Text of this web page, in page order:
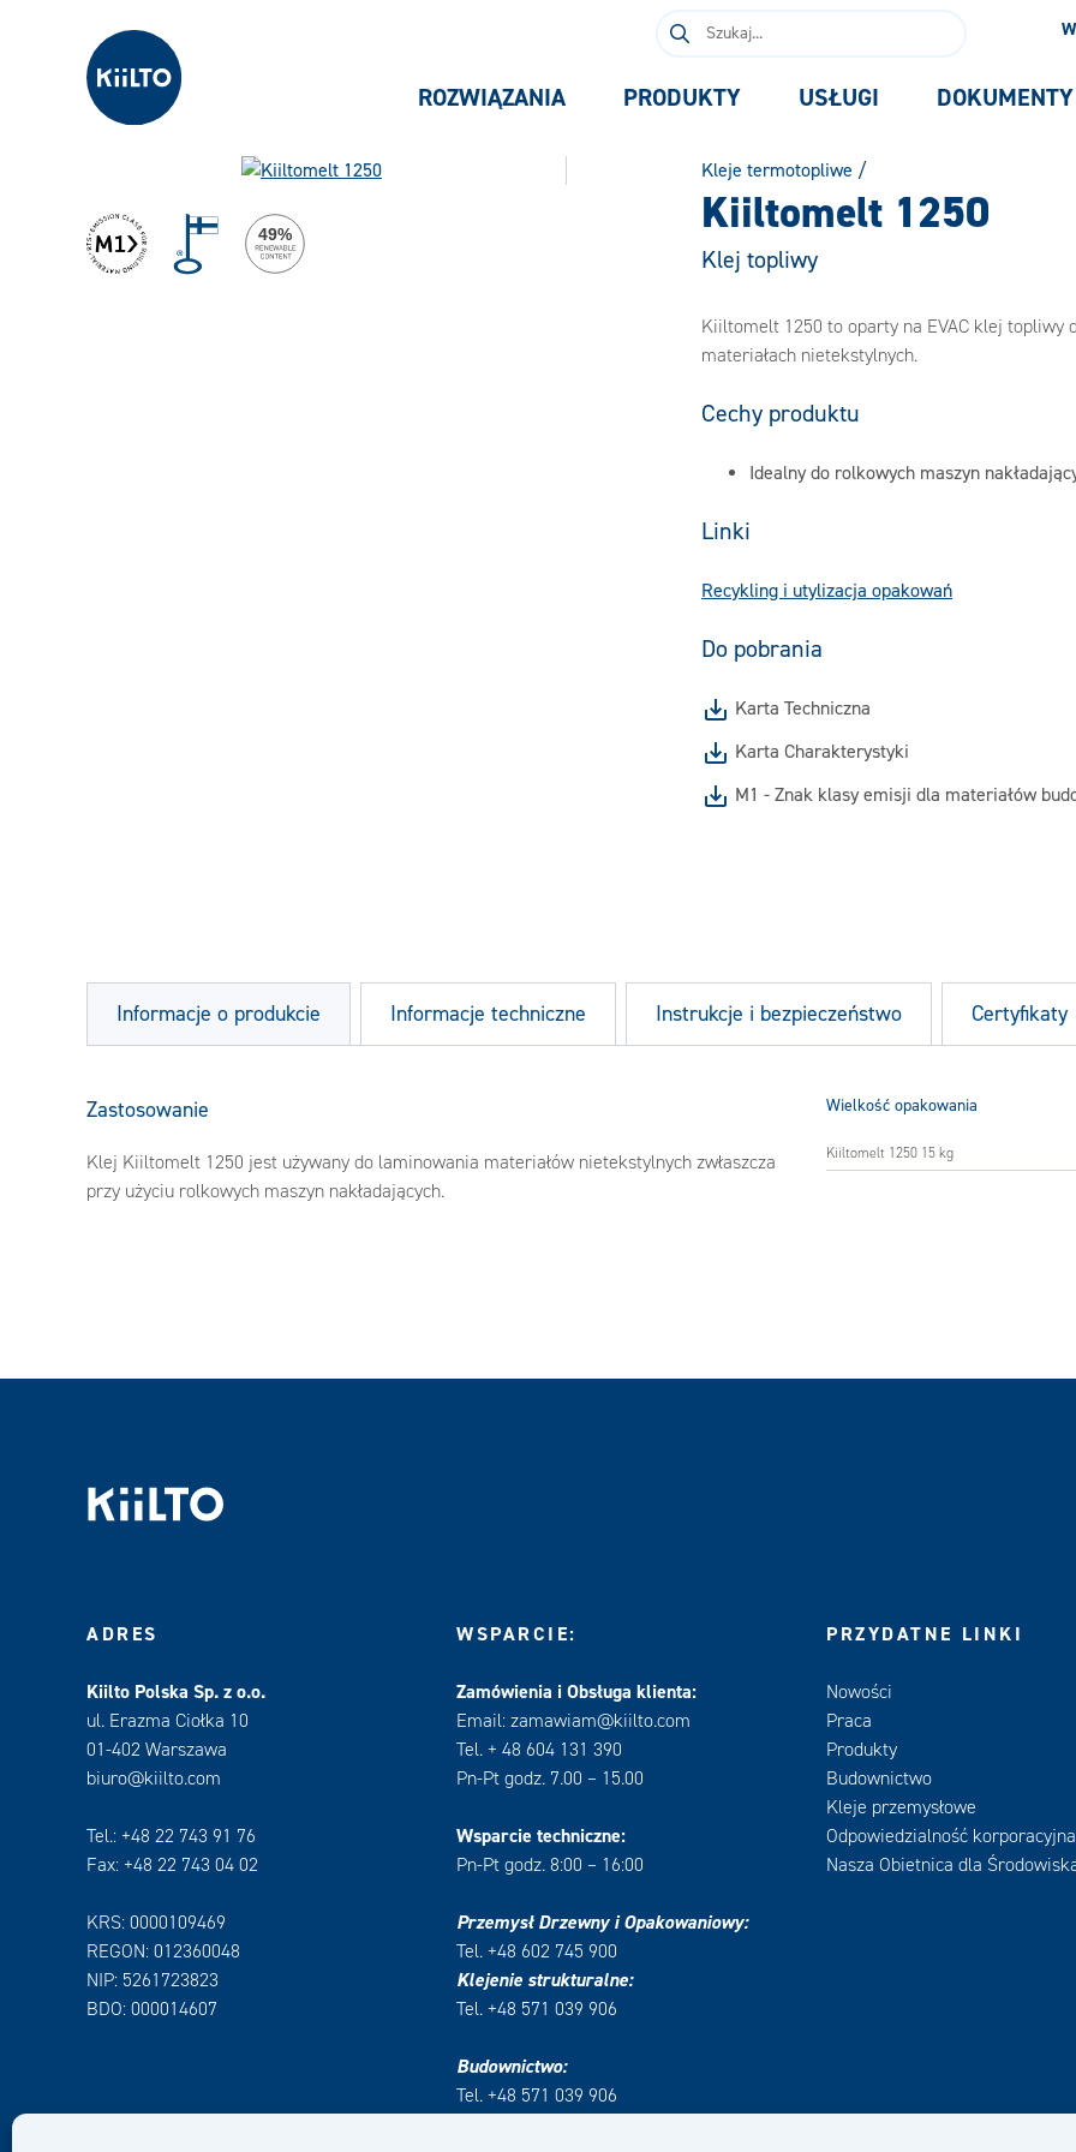
Kiilto Poland Szukaj:
ROZWIĄZANIA PRODUKTY USŁUGI DOKUMENTY
Kleje termotopliwe /
Kiiltomelt 1250
Klej topliwy
Kiiltomelt 1250 to oparty na EVAC klej topliwy
materiałach nietekstylnych.
Cechy produktu
Idealny do rolkowych maszyn
Linki
Recykling i utylizacja opakowań
Do pobrania
Karta Techniczna
Karta Charakterystyki
M1 - Znak klasy emisji dla materiałów
Informacje o produkcie
Zastosowanie
Klej Kiiltomelt 1250 jest używany do laminowania materiałów nietekstylnych zwłaszcza
przy użyciu rolkowych maszyn nakładających.
Wielkość opakowania
Kiiltomelt 1250 15 kg
Informacje techniczne Instrukcje i bezpieczeństwo Certyfikaty
ADRES
Kiilto Polska Sp. z o.o.
ul. Erazma Ciołka 10
01-402 Warszawa
biuro@kiilto.com
Tel.: +48 22 743 91 76
Fax: +48 22 743 04 02
KRS: 0000109469
REGON: 012360048
NIP: 5261723823
BDO: 000014607
WSPARCIE:
Zamówienia i Obsługa klienta:
Email: zamawiam@kiilto.com
Tel. + 48 604 131 390
Pn-Pt godz. 7.00 – 15.00
Wsparcie techniczne:
Pn-Pt godz. 8:00 – 16:00
Przemysł Drzewny i Opakowaniowy:
Tel. +48 602 745 900
Klejenie strukturalne:
Tel. +48 571 039 906
Budownictwo:
Tel. +48 571 039 906
PRZYDATNE LINKI
Nowości
Praca
Produkty
Budownictwo
Kleje przemysłowe
Odpowiedzialność korporacyjna
Nasza Obietnica dla